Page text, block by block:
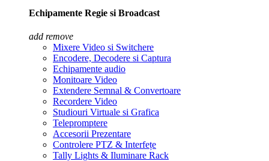
Echipamente Regie si Broadcast
add remove
Mixere Video si Switchere
Encodere, Decodere si Captura
Echipamente audio
Monitoare Video
Extendere Semnal & Convertoare
Recordere Video
Studiouri Virtuale si Grafica
Telepromptere
Accesorii Prezentare
Controlere PTZ & Interfețe
Tally Lights & Iluminare Rack